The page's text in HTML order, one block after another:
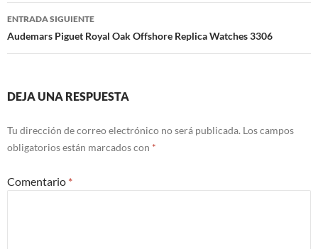
entradas
ENTRADA SIGUIENTE
Audemars Piguet Royal Oak Offshore Replica Watches 3306
DEJA UNA RESPUESTA
Tu dirección de correo electrónico no será publicada. Los campos
obligatorios están marcados con *
Comentario *